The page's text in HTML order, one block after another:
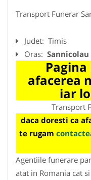
Transport Funerar
Judet: Timis
Oras:
afacerea
iar
Transport
daca doresti ca
te rugam
Agentiile funerare
atat in Romania cat